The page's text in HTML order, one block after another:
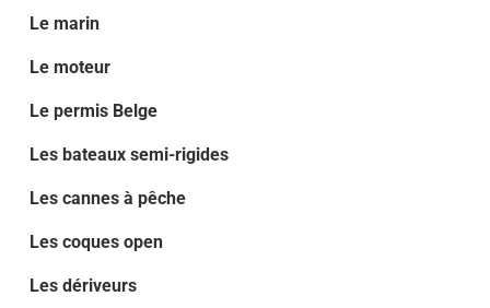
Le marin
Le moteur
Le permis Belge
Les bateaux semi-rigides
Les cannes à pêche
Les coques open
Les dériveurs